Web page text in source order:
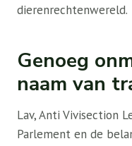
dierenrechtenwereld.
Genoeg
naam van
Lav, Anti Vivisection
Parlement en de